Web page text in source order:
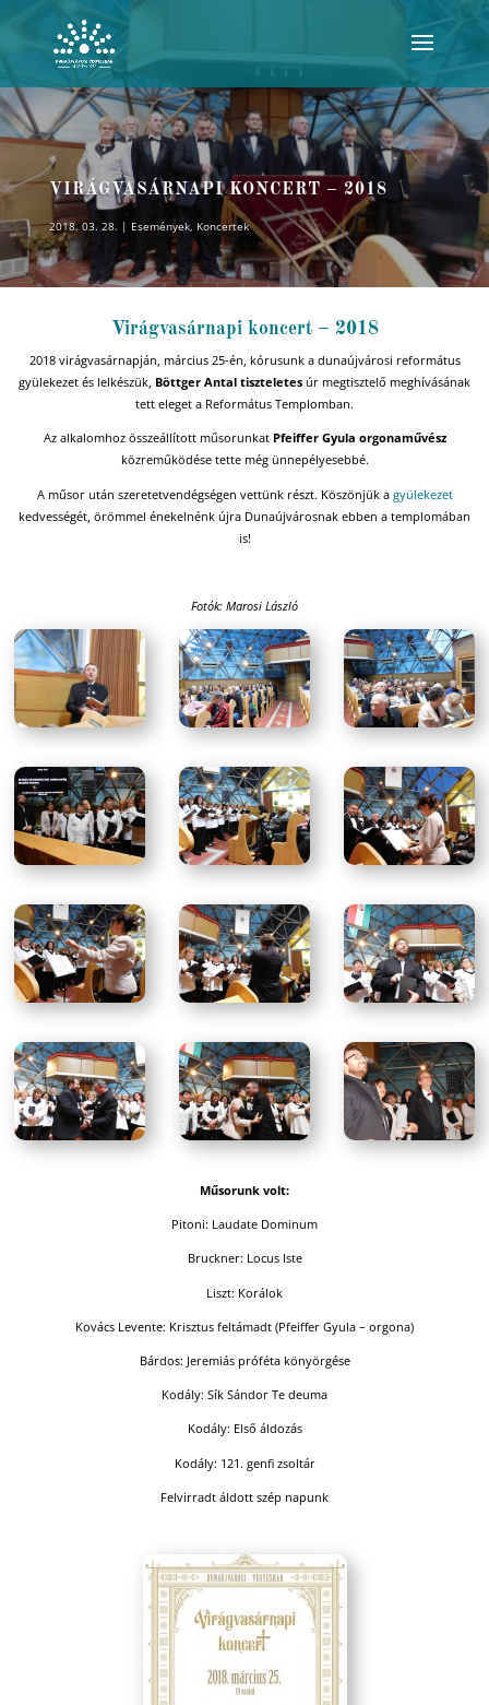
VIRÁGVASÁRNAPI KONCERT – 2018
2018. 03. 28. Események, Koncertek
Virágvasárnapi koncert – 2018
2018 virágvasárnapján, március 25-én, kórusunk a dunaújvárosi református
gyülekezet és lelkészük, Böttger Antal tiszteletes úr megtisztelő meghívásának
tett eleget a Református Templomban.
Az alkalomhoz összeállított műsorunkat Pfeiffer Gyula orgonaművész
közreműködése tette még ünnepélyesebbé.
A műsor után szeretetvendégségen vettünk részt. Köszönjük a gyülekezet
kedvességét, örömmel énekelnénk újra Dunaújvárosnak ebben a templomában
is!
Fotók: Marosi László
Műsorunk volt:
Pitoni: Laudate Dominum
Bruckner: Locus Iste
Liszt: Korálok
Kovács Levente: Krisztus feltámadt (Pfeiffer Gyula – orgona)
Bárdos: Jeremiás próféta könyörgése
Kodály: Sík Sándor Te deuma
Kodály: Első áldozás
Kodály: 121. genfi zsoltár
Felvirradt áldott szép napunk